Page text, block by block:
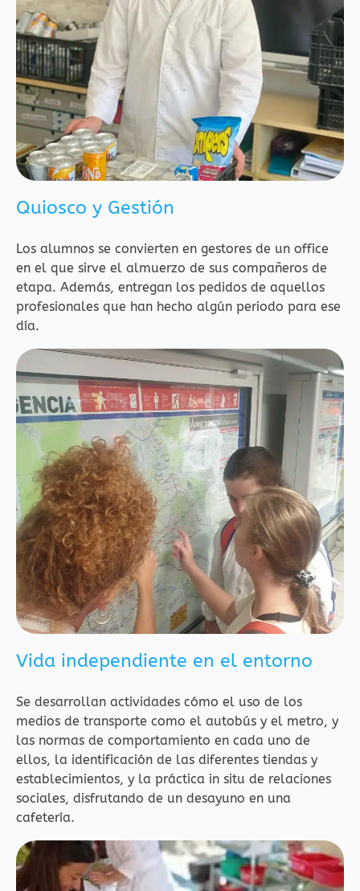
Quiosco y Gestión
Los alumnos se convierten en gestores de un office
en el que sirve el almuerzo de sus compañeros de
etapa. Además, entregan los pedidos de aquellos
profesionales que han hecho algún periodo para ese
día.
Vida independiente en el entorno
Se desarrollan actividades cómo el uso de los
medios de transporte como el autobús y el metro, y
las normas de comportamiento en cada uno de
ellos, la identificación de las diferentes tiendas y
establecimientos, y la práctica in situ de relaciones
sociales, disfrutando de un desayuno en una
cafetería.